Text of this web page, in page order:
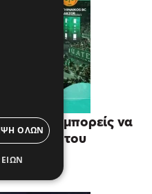
και μπορείς να
του
ΌΛΩΝ